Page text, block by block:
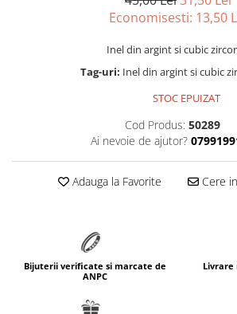
marimea 66
SETURI ARGINT
marime reglabila
Economisesti: 13,50
Inel din argint si cubic
Tag-uri: Inel din argint si cubic
STOC EPUIZAT
Cod Produs: 50289
Ai nevoie de ajutor?
Adauga la Favorite Cere
Bijuterii verificate si marcate de
ANPC
Livrare